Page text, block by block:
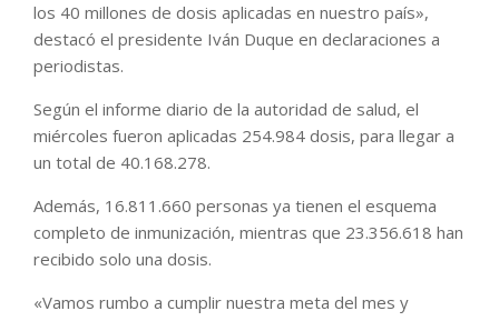
los 40 millones de dosis aplicadas en nuestro país»,
destacó el presidente Iván Duque en declaraciones a
periodistas.
Según el informe diario de la autoridad de salud, el
miércoles fueron aplicadas 254.984 dosis, para llegar a
un total de 40.168.278.
Además, 16.811.660 personas ya tienen el esquema
completo de inmunización, mientras que 23.356.618 han
recibido solo una dosis.
«Vamos rumbo a cumplir nuestra meta del mes y